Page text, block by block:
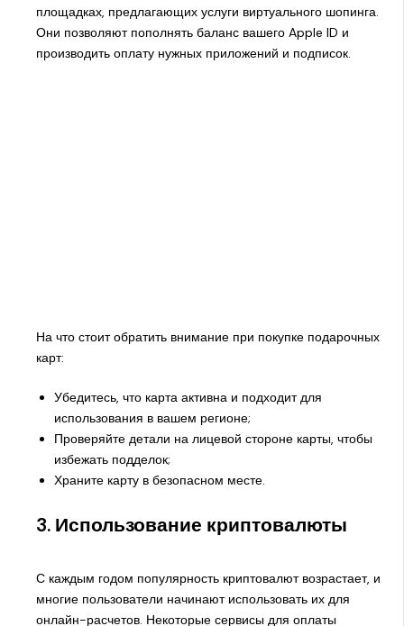
площадках, предлагающих услуги виртуального шопинга.
Они позволяют пополнять баланс вашего Apple ID и
производить оплату нужных приложений и подписок.
На что стоит обратить внимание при покупке подарочных
карт:
Убедитесь, что карта активна и подходит для
использования в вашем регионе;
Проверяйте детали на лицевой стороне карты, чтобы
избежать подделок;
Храните карту в безопасном месте.
3. Использование криптовалюты
С каждым годом популярность криптовалют возрастает, и
многие пользователи начинают использовать их для
онлайн-расчетов. Некоторые сервисы для оплаты